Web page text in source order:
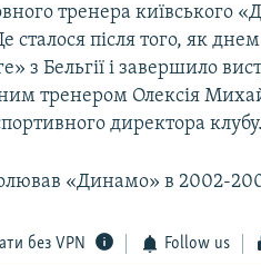
тренера київського
сталося після того, як
з Бельгії і завершило
тренером Олексія
директора клубу.
«Динамо» в 2002-
без VPN Follow us